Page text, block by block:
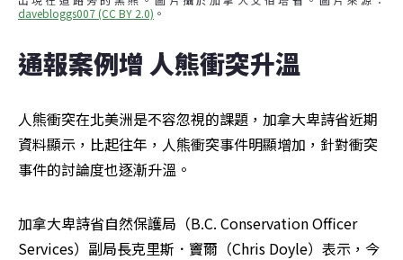
davebloggs007 (CC BY 2.0) 。
通報案例增 人熊衝突升溫
人熊衝突在北美洲是不容忽視的課題，加拿大卑詩省近期
資料顯示，比起往年，人熊衝突事件明顯增加，針對衝突
事件的討論度也逐漸升溫。
加拿大卑詩省自然保護局（B.C. Conservation Officer
Services）副局長克里斯．竇爾（Chris Doyle）表示，今